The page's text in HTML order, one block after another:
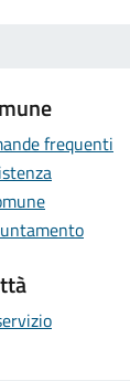
frequenti